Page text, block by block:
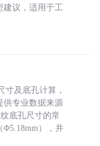
建议，适用于工
寸及底孔计算，
供专业数据来源
底孔尺寸的常
Φ5.18mm），并